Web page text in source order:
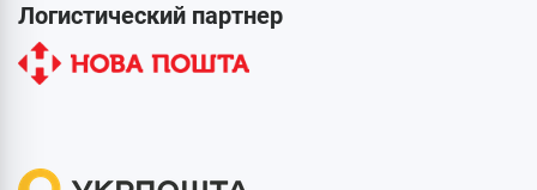
Логистический партнер